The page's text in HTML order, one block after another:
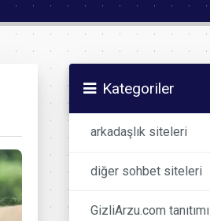
Kategoriler
arkadaşlık siteleri
diğer sohbet siteleri
GizliArzu.com tanıtımı